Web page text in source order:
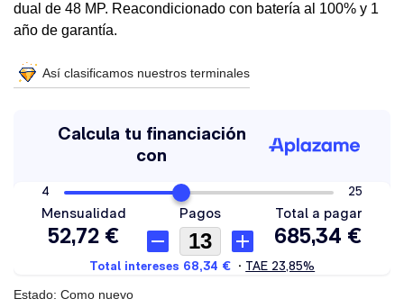
dual de 48 MP. Reacondicionado con batería al 100% y 1
año de garantía.
Así clasificamos nuestros terminales
Estado: Como nuevo